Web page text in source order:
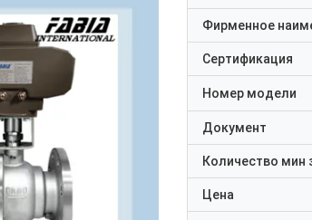
Фирменное
Сертификация
Номер модели
Документ
Количество мин
Цена